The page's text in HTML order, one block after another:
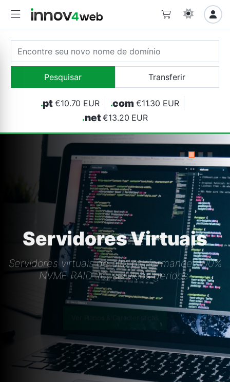
.pt €10.70 EUR .com €11.30 EUR
.net €13.20 EUR
Servidores Virtuais
Servidores virtuais de alta performance, 100%
NVME RAID-10, serviços geridos.
Ver Planos & Características